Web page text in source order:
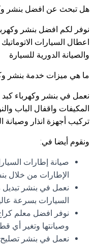
هل تبحث عن افضل بنشر
نوفر لكم افضل بنشر
اعطال السيارات
والصيانة الدورية للسيارة
ما هي ميزات خدمة بنشر
نعمل في بنشر وكهرباء
المكيفات واقفال الباب
تركيب أجهزة انذار وصيانة
ونقوم أيضا في:
صيانة إطارات
الإطارات من خلال
نعمل في بنشر
السيارات بسرعة
نوفر افضل معلم
وصيانتها وتغير أي
نعمل في بنشر